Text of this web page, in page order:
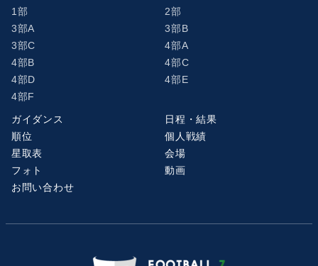
1部
2部
3部A
3部B
3部C
4部A
4部B
4部C
4部D
4部E
4部F
ガイダンス
日程・結果
順位
個人戦績
星取表
会場
フォト
動画
お問い合わせ